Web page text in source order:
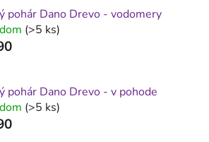
pohár Dano Drevo - vodomery
(>5 ks)
pohár Dano Drevo - v pohode
(>5 ks)